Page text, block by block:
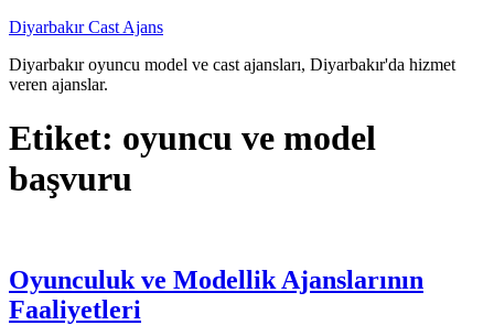
İçeriğe
Diyarbakır Cast Ajans
Diyarbakır oyuncu model ve cast ajansları, Diyarbakır'da hizmet
veren ajanslar.
Etiket: oyuncu ve model
başvuru
Oyunculuk ve Modellik Ajanslarının
Faaliyetleri